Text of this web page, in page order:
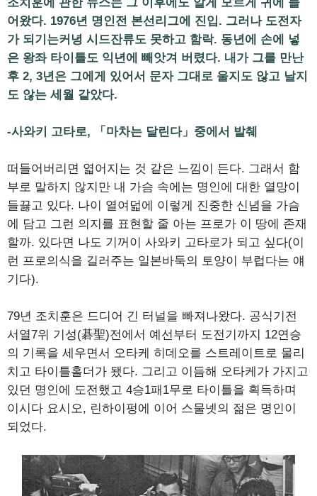
어왔다. 1976년 명인전 본선리그에 진입. 그러나 도전자
가 되기는커녕 시드잔류도 못하고 함락. 동년에 손에 넣
은 왕좌 타이틀도 익년에 빼앗겨 버렸다. 내가 그를 만난
후 2, 3년은 그에게 있어서 문자 그대로 울지도 않고 날지
도 않는 세월 같았다.
-사와키 고타로, 「마차는 달린다」중에서 발췌
떠들어버리면 엷어지는 것 같은 느낌이 든다. 그래서 함
부로 말하지 않지만 내 가슴 속에는 명인에 대한 열망이
들끓고 있다. 나이 열여덟에 이렇게 진중한 신념을 가슴
에 담고 그런 의지를 표현할 줄 아는 프로가 이 땅에 존재
할까. 있다면 나도 기꺼이 사와키 고타로가 되고 싶다(이
런 프로의식을 길러주는 일본바둑의 토양이 부럽다는 얘
기다).
79년 조치훈은 드디어 긴 터널을 빠져나왔다. 공식기전
서열7위 기성(碁聖)전에서 예선부터 도전기까지 12연승
의 기록을 세우면서 오타케 히데오를 스트레이트로 물리
치고 타이틀홀더가 됐다. 그리고 이듬해 오타케가 가지고
있던 명인에 도전했고 4승1패1무로 타이틀을 획득하며
이시다 요시오, 린하이펑에 이어 스물넷의 젊은 명인이
되었다.